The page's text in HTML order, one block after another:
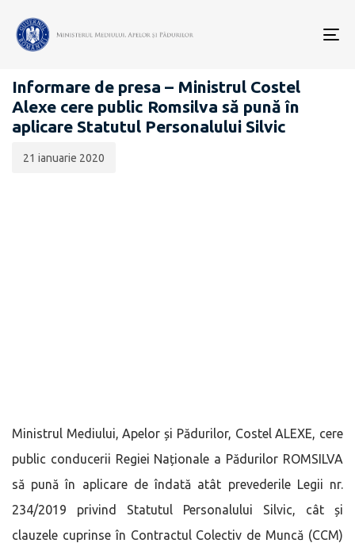
COMUNICATE DE PRESĂ
Informare de presa – Ministrul Costel
Alexe cere public Romsilva să pună în
aplicare Statutul Personalului Silvic
publicării:
21 ianuarie 2020
Ministrul Mediului, Apelor și Pădurilor, Costel ALEXE, cere
public conducerii Regiei Naționale a Pădurilor ROMSILVA
să pună în aplicare de îndată atât prevederile Legii nr.
234/2019 privind Statutul Personalului Silvic, cât și
clauzele cuprinse în Contractul Colectiv de Muncă (CCM)